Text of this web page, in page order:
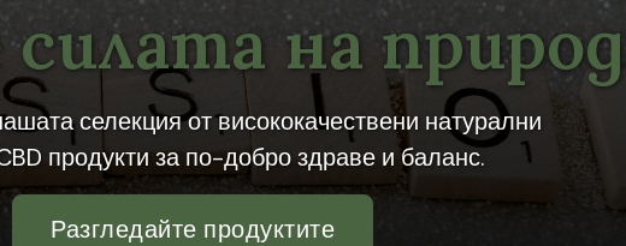
на
селекция от висококачествени натурални
продукти за по-добро здраве и баланс.
Разгледайте продуктите